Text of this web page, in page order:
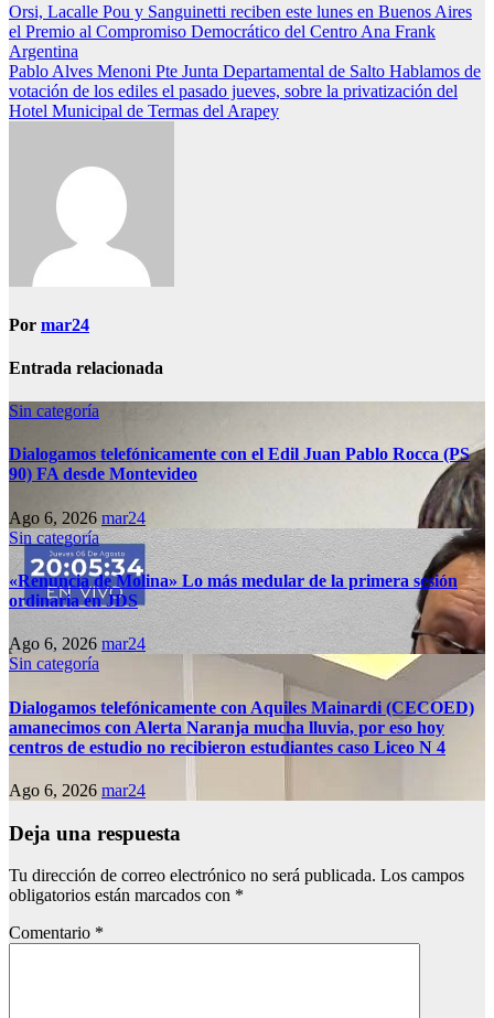
Navegación
de
entradas
Orsi, Lacalle Pou y Sanguinetti reciben este lunes en Buenos Aires
el Premio al Compromiso Democrático del Centro Ana Frank
Argentina
Pablo Alves Menoni Pte Junta Departamental de Salto Hablamos de
votación de los ediles el pasado jueves, sobre la privatización del
Hotel Municipal de Termas del Arapey
Por mar24
Entrada relacionada
Sin categoría
Dialogamos telefónicamente con el Edil Juan Pablo Rocca (PS
90) FA desde Montevideo
Ago 6, 2026 mar24
Sin categoría
«Renuncia de Molina» Lo más medular de la primera sesión
ordinaria en JDS
Ago 6, 2026 mar24
Sin categoría
Dialogamos telefónicamente con Aquiles Mainardi (CECOED)
amanecimos con Alerta Naranja mucha lluvia, por eso hoy
centros de estudio no recibieron estudiantes caso Liceo N 4
Ago 6, 2026 mar24
Deja una respuesta
Tu dirección de correo electrónico no será publicada. Los campos
obligatorios están marcados con *
Comentario *